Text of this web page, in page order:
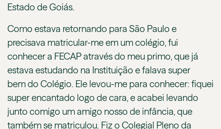
Estado de Goiás.
Como estava retornando para São Paulo e
precisava matricular-me em um colégio, fui
conhecer a FECAP através do meu primo, que já
estava estudando na Instituição e falava super
bem do Colégio. Ele levou-me para conhecer: fiquei
super encantado logo de cara, e acabei levando
junto comigo um amigo nosso de infância, que
também se matriculou. Fiz o Colegial Pleno da